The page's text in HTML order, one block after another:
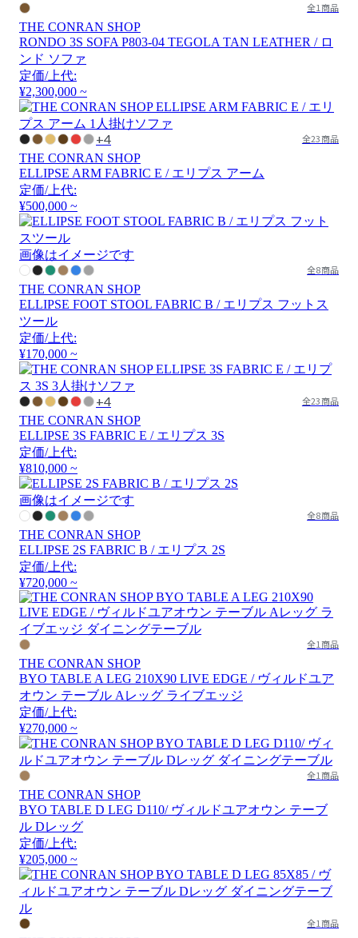
全1商品
THE CONRAN SHOP
RONDO 3S SOFA P803-04 TEGOLA TAN LEATHER / ロ
ンド ソファ
定価/上代:
¥2,300,000 ~
+4 全23商品
THE CONRAN SHOP
ELLIPSE ARM FABRIC E / エリプス アーム
定価/上代:
¥500,000 ~
画像はイメージです
全8商品
THE CONRAN SHOP
ELLIPSE FOOT STOOL FABRIC B / エリプス フットス
ツール
定価/上代:
¥170,000 ~
+4 全23商品
THE CONRAN SHOP
ELLIPSE 3S FABRIC E / エリプス 3S
定価/上代:
¥810,000 ~
画像はイメージです
全8商品
THE CONRAN SHOP
ELLIPSE 2S FABRIC B / エリプス 2S
定価/上代:
¥720,000 ~
全1商品
THE CONRAN SHOP
BYO TABLE A LEG 210X90 LIVE EDGE / ヴィルドユア
オウン テーブル Aレッグ ライブエッジ
定価/上代:
¥270,000 ~
全1商品
THE CONRAN SHOP
BYO TABLE D LEG D110/ ヴィルドユアオウン テーブ
ル Dレッグ
定価/上代:
¥205,000 ~
全1商品